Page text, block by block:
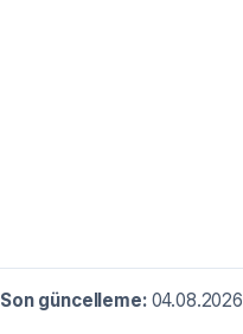
Son güncelleme:04.08.2026